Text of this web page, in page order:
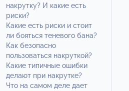
накрутку? И какие есть
риски?
Какие есть риски и стоит
ли бояться теневого бана?
Как безопасно
пользоваться накруткой?
Какие типичные оши бки
делают при накрутке?
Что на самом деле дает